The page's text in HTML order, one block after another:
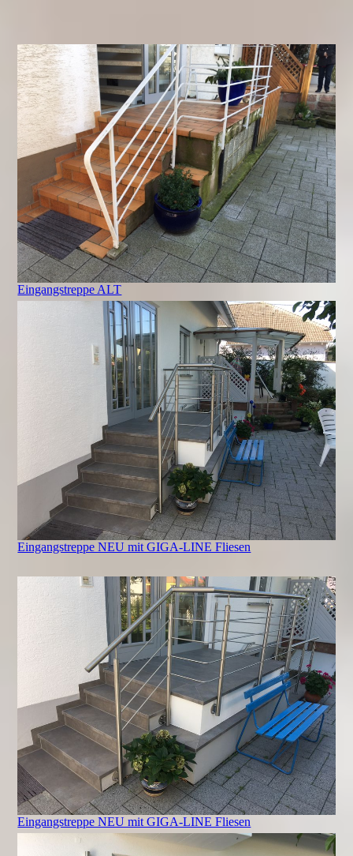
Eingangstreppe ALT
Eingangstreppe NEU mit GIGA-LINE Fliesen
Eingangstreppe NEU mit GIGA-LINE Fliesen